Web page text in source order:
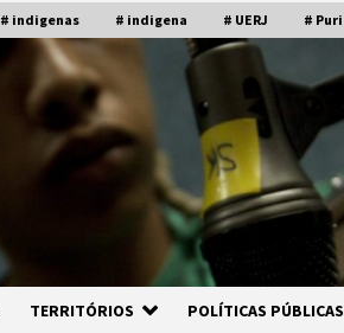
# indigenas # indigena # UERJ # Puri
TERRITÓRIOS POLÍTICAS PÚBLICAS